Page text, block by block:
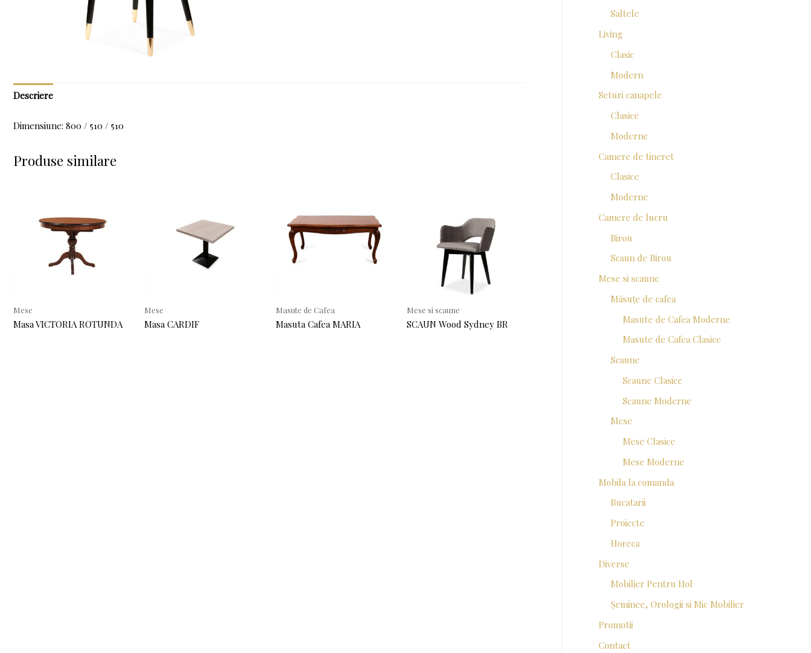
Descriere
Dimensiune: 800 / 510 / 510
Produse similare
Mese
Masa VICTORIA ROTUNDA
Mese
Masa CARDIF
Masute de Cafea
Masuta Cafea MARIA
Mese si scaune
SCAUN Wood Sydney BR
Saltele
Living
Clasic
Modern
Seturi canapele
Clasice
Moderne
Camere de tineret
Clasice
Moderne
Camere de lucru
Birou
Scaun de Birou
Mese si scaune
Măsuțe de cafea
Masute de Cafea Moderne
Masute de Cafea Clasice
Scaune
Scaune Clasice
Scaune Moderne
Mese
Mese Clasice
Mese Moderne
Mobila la comanda
Bucatarii
Proiecte
Horeca
Diverse
Mobilier Pentru Hol
Șeminee, Orologii si Mic Mobilier
Promotii
Contact